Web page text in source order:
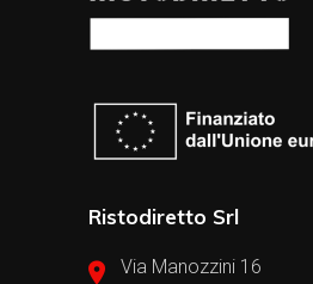
Ristodiretto Srl
Via Manozzini 16